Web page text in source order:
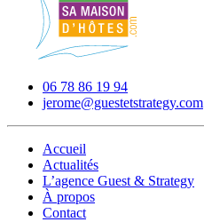
06 78 86 19 94
jerome@guestetstrategy.com
Accueil
Actualités
L’agence Guest & Strategy
À propos
Contact